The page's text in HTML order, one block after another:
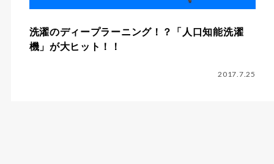
洗濯のディープラーニング！？「人口知能洗濯
機」が大ヒット！！
2017.7.25